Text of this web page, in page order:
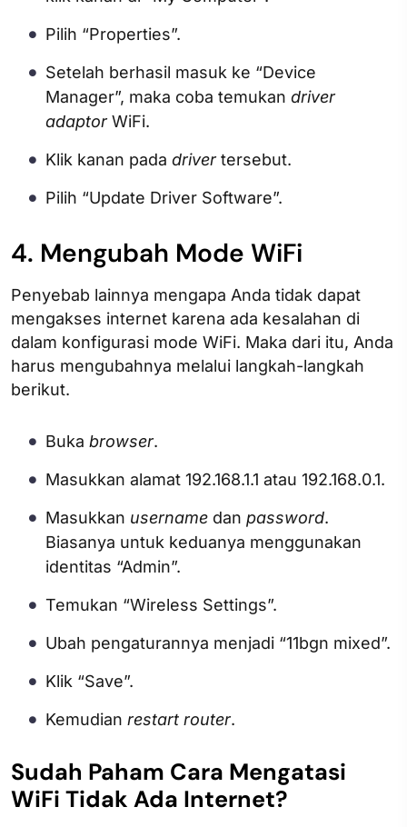
Pilih “Properties”.
Setelah berhasil masuk ke “Device
Manager”, maka coba temukan driver
adaptorWiFi.
Klik kanan pada drivertersebut.
Pilih “Update Driver Software”.
4. Mengubah Mode WiFi
Penyebab lainnya mengapa Anda tidak dapat
mengakses internet karena ada kesalahan di
dalam konfigurasi mode WiFi. Maka dari itu, Anda
harus mengubahnya melalui langkah-langkah
berikut.
Buka browser.
Masukkan alamat 192.168.1.1 atau 192.168.0.1.
Masukkan username dan password.
Biasanya untuk keduanya menggunakan
identitas “Admin”.
Temukan “Wireless Settings”.
Ubah pengaturannya menjadi “11bgn mixed”.
Klik “Save”.
Kemudian restart router.
Sudah Paham Cara Mengatasi
WiFi Tidak Ada Internet?